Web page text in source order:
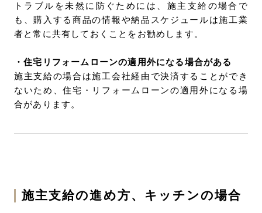
トラブルを未然に防ぐためには、施主支給の場合で
も、購入する商品の情報や納品スケジュールは施工業
者と常に共有しておくことをお勧めします。
・住宅リフォームローンの適用外になる場合がある
施主支給の場合は施工会社経由で決済することができ
ないため、住宅・リフォームローンの適用外になる場
合があります。
施主支給の進め方、キッチンの場合